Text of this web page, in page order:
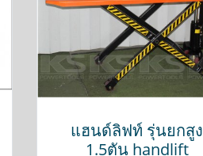
แฮนด์ลิฟท์ รุ่นยกสูง
1.5ตัน handlift